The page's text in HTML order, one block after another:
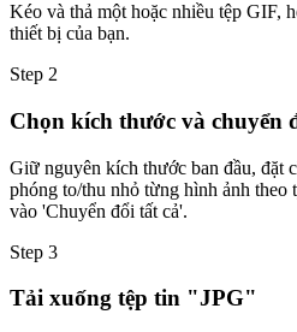
Kéo và thả một hoặc nhiều tệp GIF,
thiết bị của bạn.
Step 2
Chọn kích thước và chuyển
Giữ nguyên kích thước ban đầu, đặt
phóng to/thu nhỏ từng hình ảnh theo
vào 'Chuyển đổi tất cả'.
Step 3
Tải xuống tệp tin "JPG"